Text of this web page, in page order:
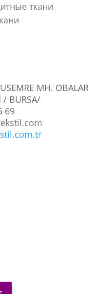
ткани
MH. OBALAR
/ BURSA/
69